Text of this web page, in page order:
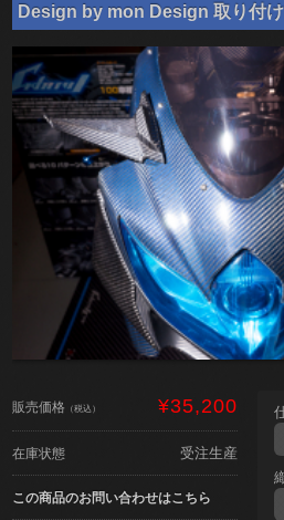
Design by mon Design 取り付
販売価格 （税込） ¥35,200
在庫状態 受注生産
この商品のお問い合わせはこちら